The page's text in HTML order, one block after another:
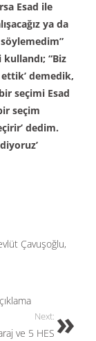
Esad ile
ya da
“Biz
ettik’ demedik,
seçimi Esad
seçim
dedim.
Çavuşoğlu,
Next:
ve 5 HES